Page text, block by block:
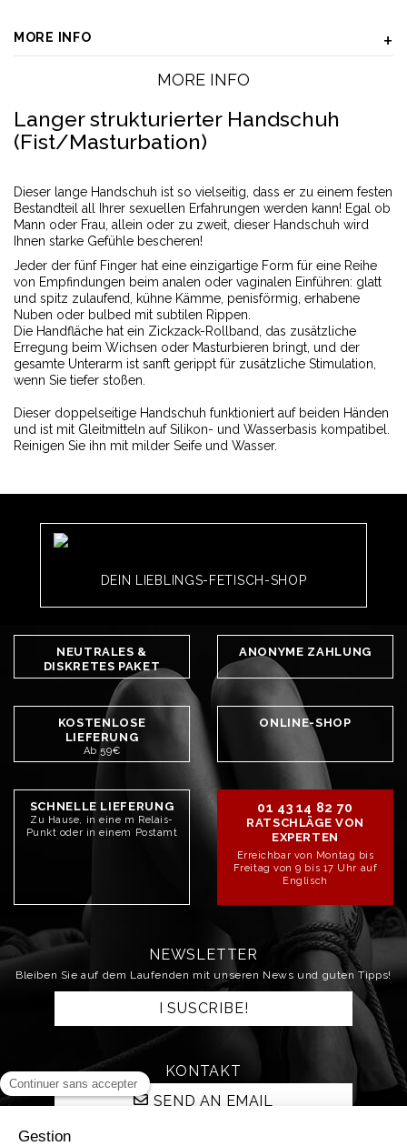
MORE INFO
MORE INFO
Langer strukturierter Handschuh
(Fist/Masturbation)
Dieser lange Handschuh ist so vielseitig, dass er zu einem festen
Bestandteil all Ihrer sexuellen Erfahrungen werden kann! Egal ob
Mann oder Frau, allein oder zu zweit, dieser Handschuh wird
Ihnen starke Gefühle bescheren!
Jeder der fünf Finger hat eine einzigartige Form für eine Reihe
von Empfindungen beim analen oder vaginalen Einführen: glatt
und spitz zulaufend, kühne Kämme, penisförmig, erhabene
Nuben oder bulbed mit subtilen Rippen.
Die Handfläche hat ein Zickzack-Rollband, das zusätzliche
Erregung beim Wichsen oder Masturbieren bringt, und der
gesamte Unterarm ist sanft gerippt für zusätzliche Stimulation,
wenn Sie tiefer stoßen.
Dieser doppelseitige Handschuh funktioniert auf beiden Händen
und ist mit Gleitmitteln auf Silikon- und Wasserbasis kompatibel.
Reinigen Sie ihn mit milder Seife und Wasser.
DEIN LIEBLINGS-FETISCH-SHOP
NEUTRALES &
DISKRETES PAKET
ANONYME ZAHLUNG
KOSTENLOSE
LIEFERUNG
Ab 59€
ONLINE-SHOP
SCHNELLE LIEFERUNG
Zu Hause, in eine m Relais-
Punkt oder in einem Postamt
01 43 14 82 70
RATSCHLÄGE VON
EXPERTEN
Erreichbar von Montag bis
Freitag von 9 bis 17 Uhr auf
Englisch
NEWSLETTER
Bleiben Sie auf dem Laufenden mit unseren News und guten Tipps!
I SUSCRIBE!
KONTAKT
SEND AN EMAIL